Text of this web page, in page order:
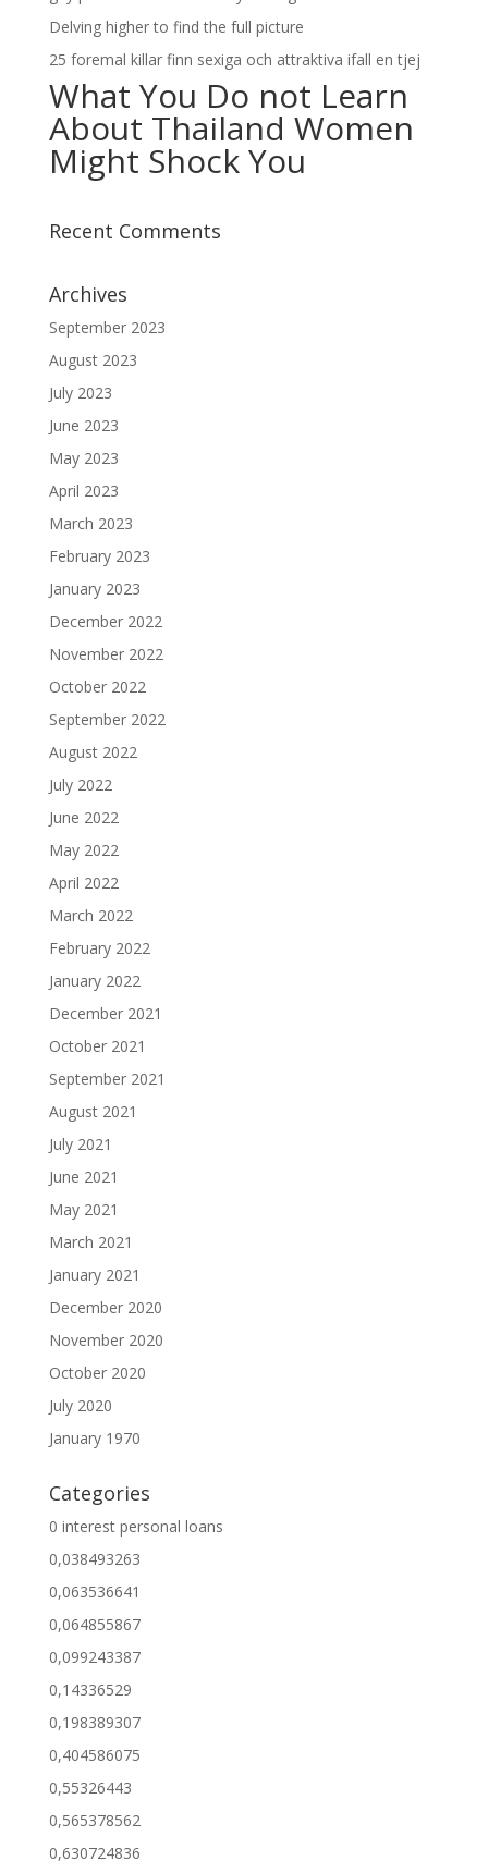
Delving higher to find the full picture
25 foremal killar finn sexiga och attraktiva ifall en tjej
What You Do not Learn
About Thailand Women
Might Shock You
Recent Comments
Archives
September 2023
August 2023
July 2023
June 2023
May 2023
April 2023
March 2023
February 2023
January 2023
December 2022
November 2022
October 2022
September 2022
August 2022
July 2022
June 2022
May 2022
April 2022
March 2022
February 2022
January 2022
December 2021
October 2021
September 2021
August 2021
July 2021
June 2021
May 2021
March 2021
January 2021
December 2020
November 2020
October 2020
July 2020
January 1970
Categories
0 interest personal loans
0,038493263
0,063536641
0,064855867
0,099243387
0,14336529
0,198389307
0,404586075
0,55326443
0,565378562
0,630724836